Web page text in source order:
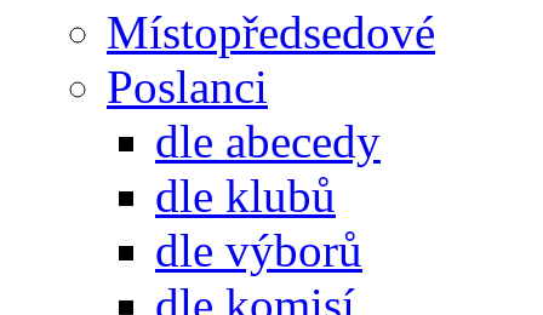
Místopředsedové
Poslanci
dle abecedy
dle klubů
dle výborů